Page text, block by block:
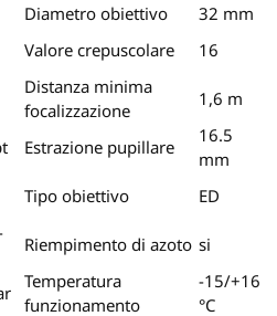
Diametro obiettivo
32 mm
Valore crepuscolare
16
Distanza minima
focalizzazione
1,6 m
Estrazione pupillare
16.5
mm
Tipo obiettivo ED
Riempimento di azoto si
Temperatura
funzionamento
-15/+16
°C